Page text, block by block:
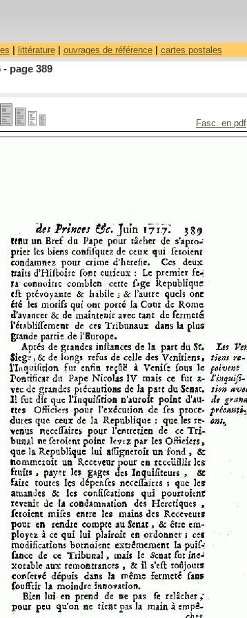
littérature| ouvrages de référence| cartes postales
page 389
Fasc. en pdf